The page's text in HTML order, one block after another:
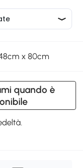
x 80cm
quando è